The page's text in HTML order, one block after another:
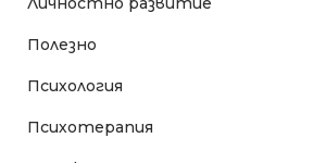
Полезно
Психология
Психотерапия